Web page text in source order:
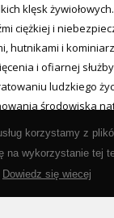
klęsk żywiołowych.
ciężkiej i
hutnikami i
i ofiarnej
ludzkiego
środowiska
łaski i cnotę
nagrodę w
korzystamy z
na wykorzystanie tej
Dowiedz się wiecej